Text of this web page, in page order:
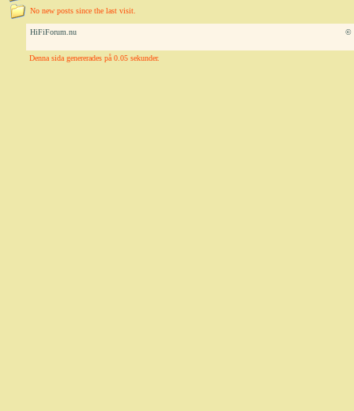
No new posts since the last visit.
HiFiForum.nu ©
Denna sida genererades på 0.05 sekunder.